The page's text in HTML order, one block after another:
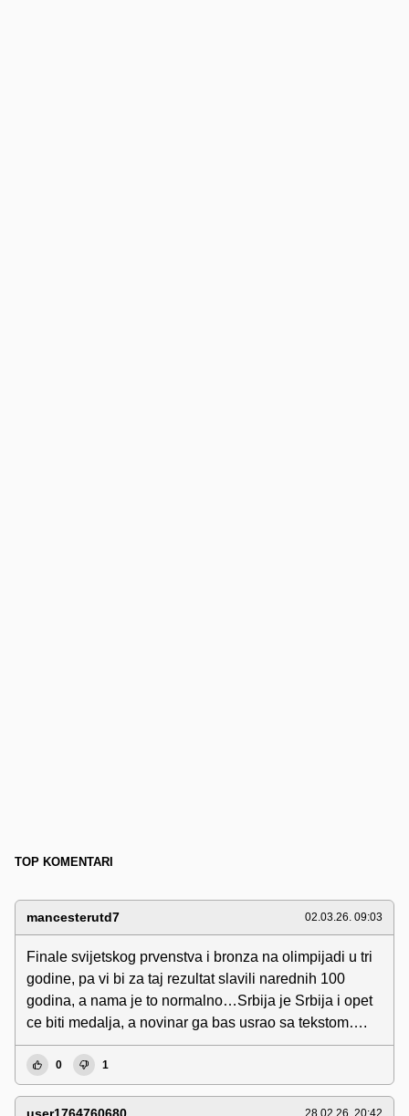
TOP KOMENTARI
mancesterutd7 02.03.26. 09:03
Finale svijetskog prvenstva i bronza na olimpijadi u tri
godine, pa vi bi za taj rezultat slavili narednih 100
godina, a nama je to normalno…Srbija je Srbija i opet
ce biti medalja, a novinar ga bas usrao sa tekstom….
0 1
user1764760680